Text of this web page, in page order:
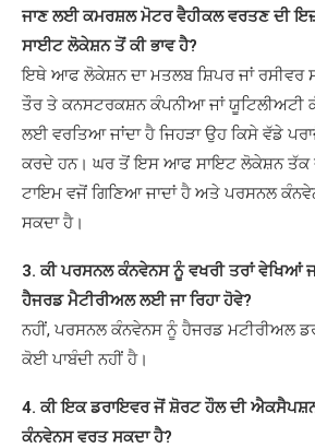
ਜਾਣ ਲਈ ਕਮਰਸ਼ਲ ਮੋਟਰ ਵੈਹੀਕਲ ਵਰਤਣ ਦੀ
ਸਾਈਟ ਲੋਕੇਸ਼ਨ ਤੋਂ ਕੀ ਭਾਵ ਹੈ?
ਇਥੇ ਆਫ ਲੋਕੇਸ਼ਨ ਦਾ ਮਤਲਬ ਸ਼ਿਪਰ ਜਾਂ
ਤੌਰ ਤੇ ਕਨਸਟਰਕਸ਼ਨ ਕੰਪਨੀਆ ਜਾਂ
ਲਈ ਵਰਤਿਆ ਜਾਂਦਾ ਹੈ ਜਿਹੜਾ ਉਹ ਕਿਸੇ ਵੱਡੇ
ਕਰਦੇ ਹਨ। ਘਰ ਤੋਂ ਇਸ ਆਫ ਸਾਇਟ ਲੋਕੇਸ਼ਨ ਤੱਕ
ਟਾਇਮ ਵਜੋਂ ਗਿਣਿਆ ਜਾਦਾਂ ਹੈ ਅਤੇ ਪਰਸਨਲ
ਸਕਦਾ ਹੈ।
3. ਕੀ ਪਰਸਨਲ ਕੰਨਵੇਨਸ ਨੂੰ ਵਖਰੀ ਤਰਾਂ ਵੇਖਿਆਂ
ਹੈਜਰਡ ਮੈਟੀਰੀਅਲ ਲਈ ਜਾ ਰਿਹਾ ਹੋਵੇ?
ਨਹੀਂ, ਪਰਸਨਲ ਕੰਨਵੇਨਸ ਨੂੰ ਹੈਜਰਡ ਮਟੀਰੀਅਲ
ਕੋਈ ਪਾਬੰਦੀ ਨਹੀਂ ਹੈ।
4. ਕੀ ਇਕ ਡਰਾਇਵਰ ਜੋਂ ਸ਼ੋਰਟ ਹੌਲ ਦੀ
ਕੰਨਵੇਨਸ ਵਰਤ ਸਕਦਾ ਹੈ?